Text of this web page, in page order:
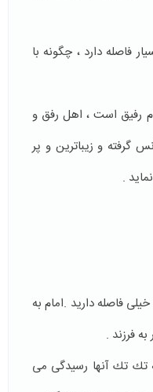
فاصله دارد ، چگونه با
رفيق است ، اهل رفق و
گرفته و زيباترين و پر
.
فاصله داريد .امام به
فرزند .
تك تك آنها رسيدگى مى